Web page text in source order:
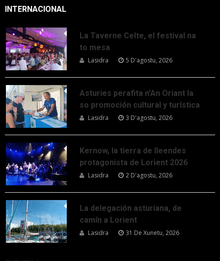
INTERNACIONAL
La Taverne Celte, el festival na
to mesa
Lasidra 5 D'agostu, 2026
Asturies perafita n’An Oriant la
so promoción cultural y turística
Lasidra 3 D'agostu, 2026
Kernow, la tierra de lleendes
protagonista de Lorient 2026
Lasidra 2 D'agostu, 2026
La delegación asturiana, de
camín a Lorient
Lasidra 31 De Xunetu, 2026